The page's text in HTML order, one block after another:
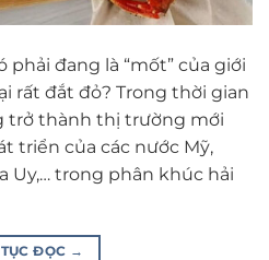
phải đang là “mốt” của giới
rất đắt đỏ? Trong thời gian
trở thành thị trường mới
triển của các nước Mỹ,
Uy,… trong phân khúc hải
ĐỌC →